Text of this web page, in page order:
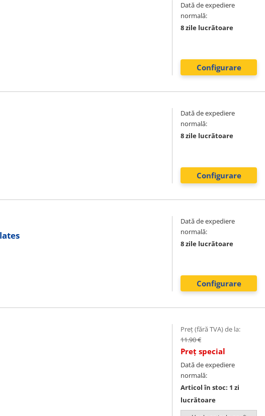
Dată de expediere
normală:
8 zile lucrătoare
Configurare
Dată de expediere
normală:
8 zile lucrătoare
Configurare
Dată de expediere
normală:
8 zile lucrătoare
Configurare
Preț (fără TVA) de la:
11.90 €
Preț special
Dată de expediere
normală:
Articol în stoc: 1 zi
lucrătoare